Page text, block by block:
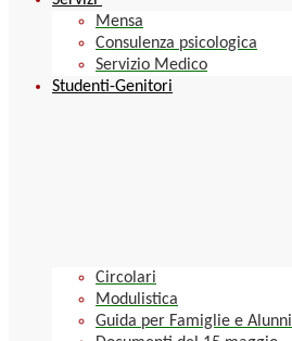
Mensa
Consulenza psicologica
Servizio Medico
Studenti-Genitori
Circolari
Modulistica
Guida per Famiglie e Alunni